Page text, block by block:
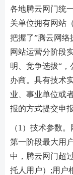
各地腾云网门统
关单位拥有网站
把握了”腾云网络
网站运营分阶段
明、竞争选拔“
办商。具有技术
业、事业单位或
报的方式提交申
（1）技术参数
第一阶段最大用
中，腾云网门超
托人用户）;用户